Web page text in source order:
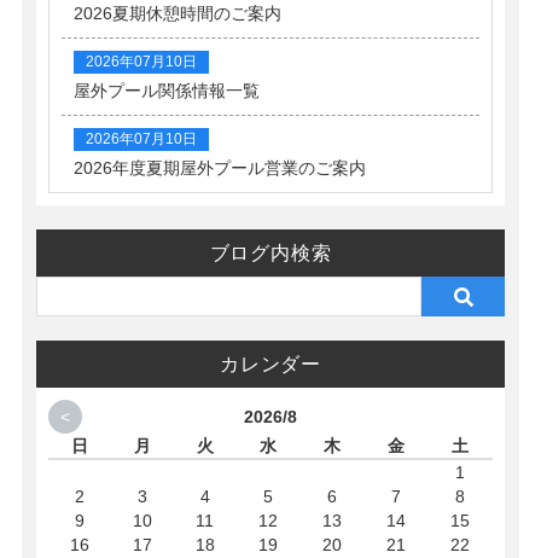
2026夏期休憩時間のご案内
2026年07月10日
屋外プール関係情報一覧
2026年07月10日
2026年度夏期屋外プール営業のご案内
ブログ内検索
カレンダー
<
2026/8
日
月 火 水 木 金
土
1
2
3 4 5 6 7
8
9
10 11 12 13 14
15
16
17 18 19 20 21
22